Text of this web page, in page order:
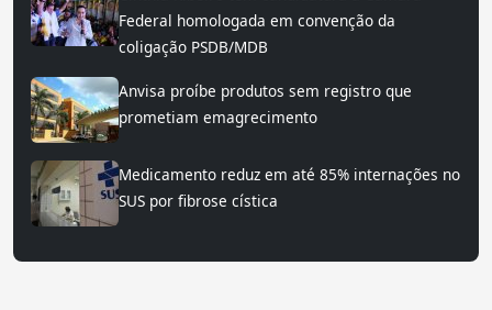
Federal homologada em convenção da
coligação PSDB/MDB
Anvisa proíbe produtos sem registro que
prometiam emagrecimento
Medicamento reduz em até 85% internações no
SUS por fibrose cística